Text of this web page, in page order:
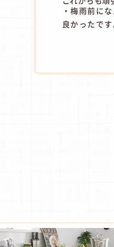
・梅雨前に
良かったです